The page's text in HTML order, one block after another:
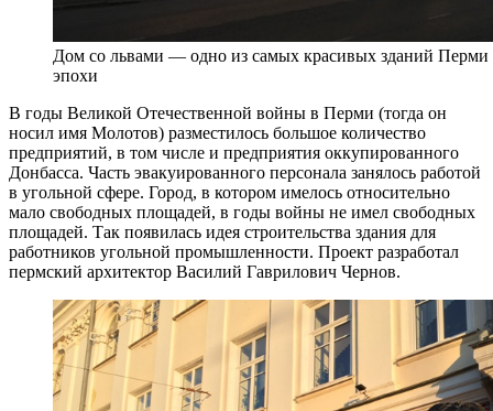
Дом со львами — одно из самых красивых зданий Перми
эпохи
В годы Великой Отечественной войны в Перми (тогда он
носил имя Молотов) разместилось большое количество
предприятий, в том числе и предприятия оккупированного
Донбасса. Часть эвакуированного персонала занялось работой
в угольной сфере. Город, в котором имелось относительно
мало свободных площадей, в годы войны не имел свободных
площадей. Так появилась идея строительства здания для
работников угольной промышленности. Проект разработал
пермский архитектор Василий Гаврилович Чернов.